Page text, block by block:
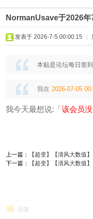
›
NormanUsave于2026
发表于 2026-7-5 00:00:15
本贴是论坛每日签
我在 2026-07-05
我今天最想说:「该会员
上一篇：
【超变】【清风大数值
下一篇：
【超变】【清风大数值
回复